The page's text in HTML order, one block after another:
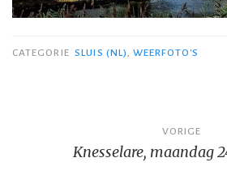
CATEGORIE SLUIS (NL),WEERFOTO'S
navigatie
VORIGE
Knesselare, maandag